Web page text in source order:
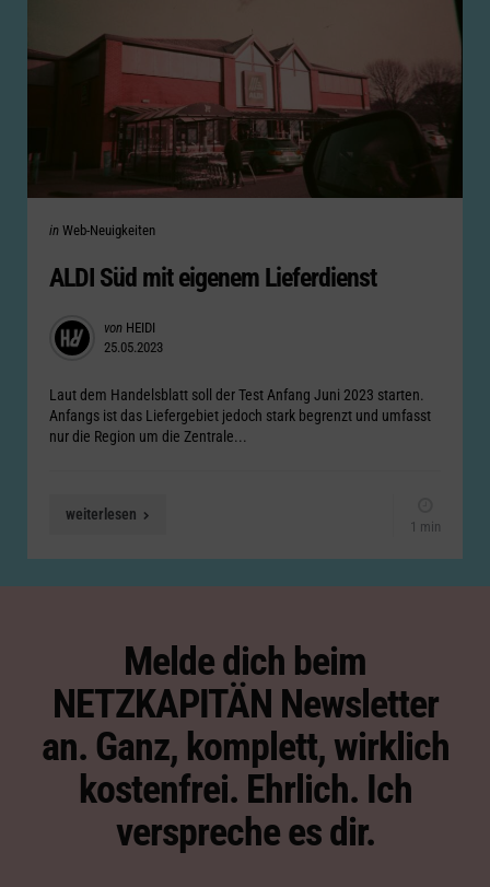
Categories
Posted
in Web-Neuigkeiten
ALDI Süd mit eigenem Lieferdienst
Posted
by
von HEIDI
25.05.2023
Laut dem Handelsblatt soll der Test Anfang Juni 2023 starten.
Anfangs ist das Liefergebiet jedoch stark begrenzt und umfasst
nur die Region um die Zentrale...
weiterlesen
1 min
Melde dich beim
NETZKAPITÄN Newsletter
an. Ganz, komplett, wirklich
kostenfrei. Ehrlich. Ich
verspreche es dir.